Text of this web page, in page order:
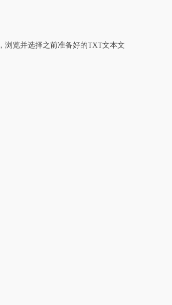
浏览并选择之前准备好的TXT文本文